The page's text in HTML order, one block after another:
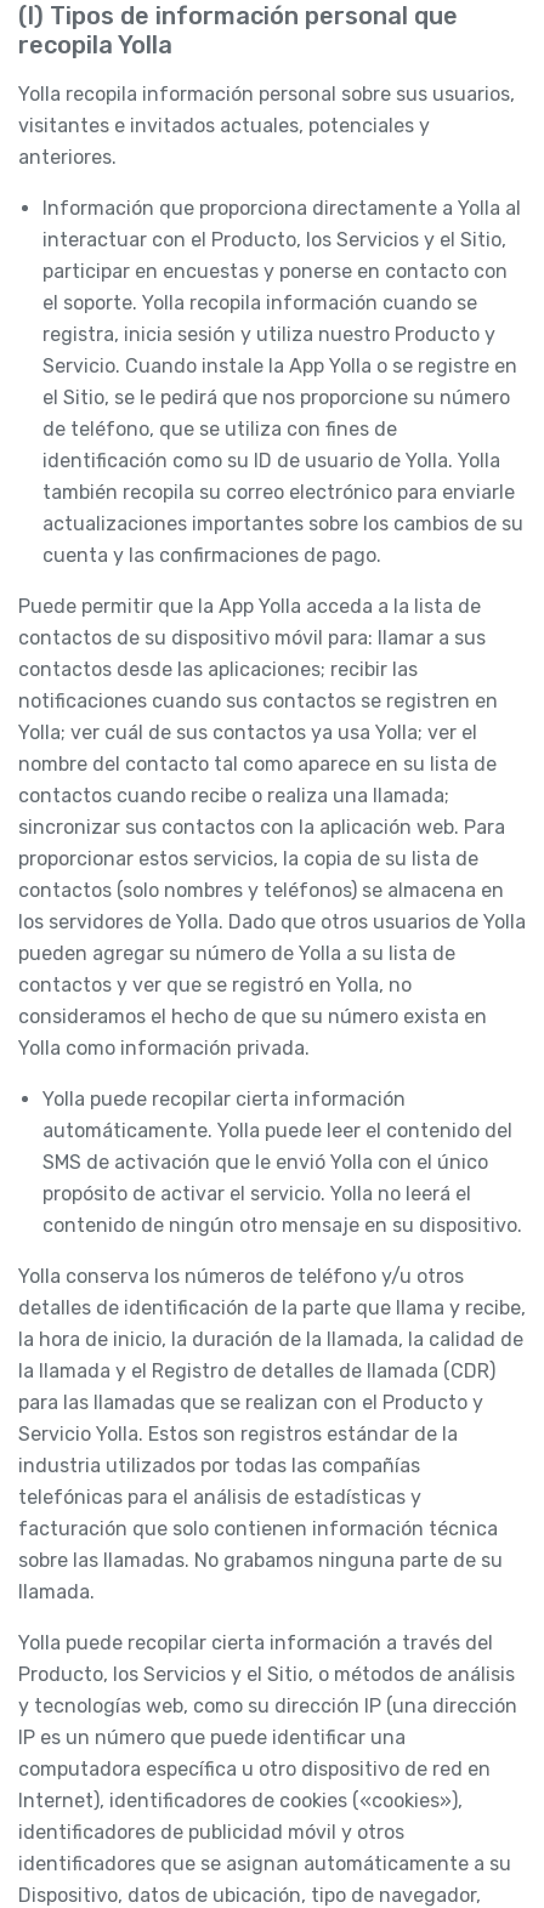
(I) Tipos de información personal que
recopila Yolla
Yolla recopila información personal sobre sus usuarios,
visitantes e invitados actuales, potenciales y
anteriores.
Información que proporciona directamente a Yolla al
interactuar con el Producto, los Servicios y el Sitio,
participar en encuestas y ponerse en contacto con
el soporte. Yolla recopila información cuando se
registra, inicia sesión y utiliza nuestro Producto y
Servicio. Cuando instale la App Yolla o se registre en
el Sitio, se le pedirá que nos proporcione su número
de teléfono, que se utiliza con fines de
identificación como su ID de usuario de Yolla. Yolla
también recopila su correo electrónico para enviarle
actualizaciones importantes sobre los cambios de su
cuenta y las confirmaciones de pago.
Puede permitir que la App Yolla acceda a la lista de
contactos de su dispositivo móvil para: llamar a sus
contactos desde las aplicaciones; recibir las
notificaciones cuando sus contactos se registren en
Yolla; ver cuál de sus contactos ya usa Yolla; ver el
nombre del contacto tal como aparece en su lista de
contactos cuando recibe o realiza una llamada;
sincronizar sus contactos con la aplicación web. Para
proporcionar estos servicios, la copia de su lista de
contactos (solo nombres y teléfonos) se almacena en
los servidores de Yolla. Dado que otros usuarios de Yolla
pueden agregar su número de Yolla a su lista de
contactos y ver que se registró en Yolla, no
consideramos el hecho de que su número exista en
Yolla como información privada.
Yolla puede recopilar cierta información
automáticamente. Yolla puede leer el contenido del
SMS de activación que le envió Yolla con el único
propósito de activar el servicio. Yolla no leerá el
contenido de ningún otro mensaje en su dispositivo.
Yolla conserva los números de teléfono y/u otros
detalles de identificación de la parte que llama y recibe,
la hora de inicio, la duración de la llamada, la calidad de
la llamada y el Registro de detalles de llamada (CDR)
para las llamadas que se realizan con el Producto y
Servicio Yolla. Estos son registros estándar de la
industria utilizados por todas las compañías
telefónicas para el análisis de estadísticas y
facturación que solo contienen información técnica
sobre las llamadas. No grabamos ninguna parte de su
llamada.
Yolla puede recopilar cierta información a través del
Producto, los Servicios y el Sitio, o métodos de análisis
y tecnologías web, como su dirección IP (una dirección
IP es un número que puede identificar una
computadora específica u otro dispositivo de red en
Internet), identificadores de cookies («cookies»),
identificadores de publicidad móvil y otros
identificadores que se asignan automáticamente a su
Dispositivo, datos de ubicación, tipo de navegador,